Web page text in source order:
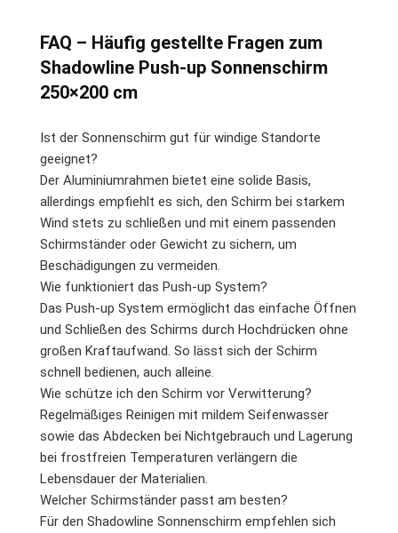
FAQ – Häufig gestellte Fragen zum
Shadowline Push-up Sonnenschirm
250×200 cm
Ist der Sonnenschirm gut für windige Standorte
geeignet?
Der Aluminiumrahmen bietet eine solide Basis,
allerdings empfiehlt es sich, den Schirm bei starkem
Wind stets zu schließen und mit einem passenden
Schirmständer oder Gewicht zu sichern, um
Beschädigungen zu vermeiden.
Wie funktioniert das Push-up System?
Das Push-up System ermöglicht das einfache Öffnen
und Schließen des Schirms durch Hochdrücken ohne
großen Kraftaufwand. So lässt sich der Schirm
schnell bedienen, auch alleine.
Wie schütze ich den Schirm vor Verwitterung?
Regelmäßiges Reinigen mit mildem Seifenwasser
sowie das Abdecken bei Nichtgebrauch und Lagerung
bei frostfreien Temperaturen verlängern die
Lebensdauer der Materialien.
Welcher Schirmständer passt am besten?
Für den Shadowline Sonnenschirm empfehlen sich